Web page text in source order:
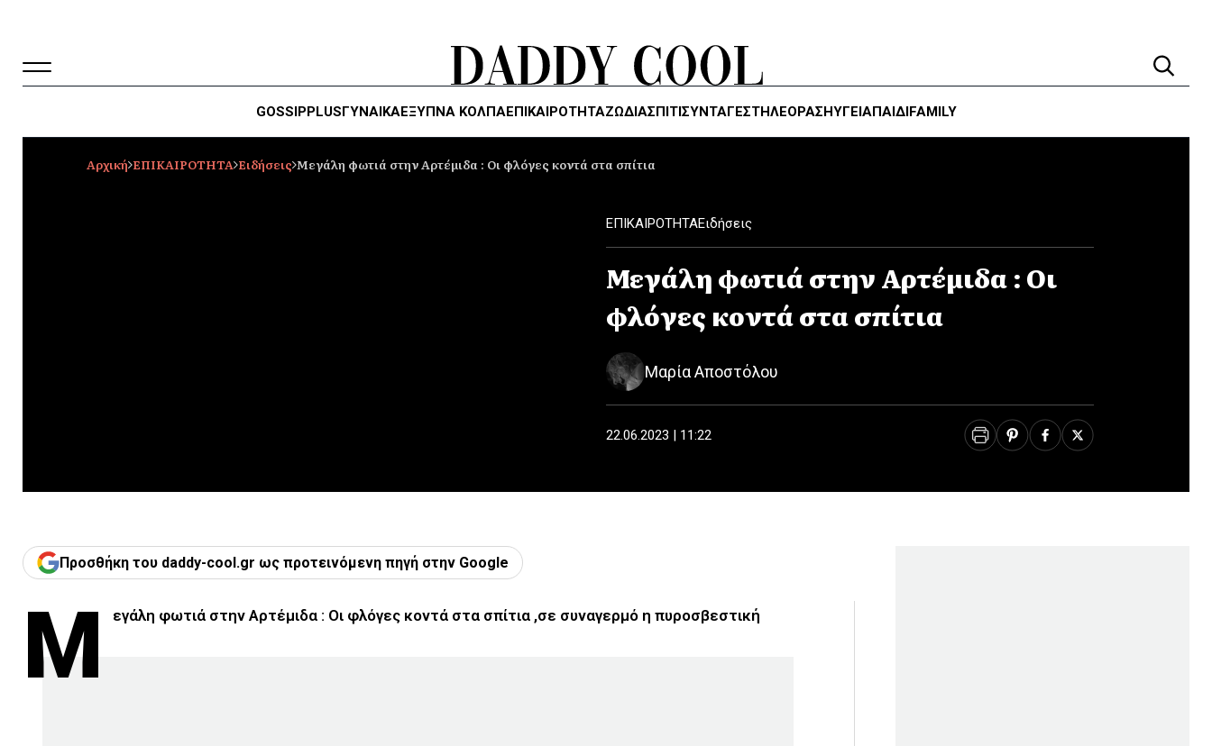
GOSSIPPLUSΓΥΝΑΙΚΑΈΞΥΠΝΑ ΚΌΛΠΑΕΠΙΚΑΙΡΟΤΗΤΑΖΏΔΙΑΣΠΙΤΙΣΥΝΤΑΓΕΣΤΗΛΕΌΡΑΣΗΥΓΕΊΑΠΑΙΔΙFAMILY
Αρχική ΕΠΙΚΑΙΡΟΤΗΤΑ Ειδήσεις Μεγάλη φωτιά στην Αρτέμιδα : Οι φλόγες κοντά στα σπίτια
ΕΠΙΚΑΙΡΟΤΗΤΑΕιδήσεις
Μεγάλη φωτιά στην Αρτέμιδα : Οι
φλόγες κοντά στα σπίτια
Μαρία Αποστόλου
22.06.2023 | 11:22
Προσθήκη του daddy-cool.gr ως προτεινόμενη πηγή στην Google
Μ εγάλη φωτιά στην Αρτέμιδα : Οι φλόγες κοντά στα σπίτια ,σε συναγερμό η πυροσβεστική